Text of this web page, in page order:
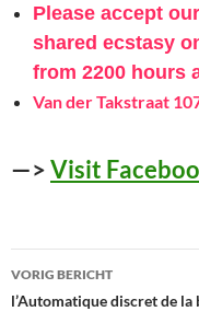
Please accept
shared ecstasy
from 2200 hours
Van der Takstraat
—>Visit
Bericht
navigatie
VORIG BERICHT
l’Automatique discret de la